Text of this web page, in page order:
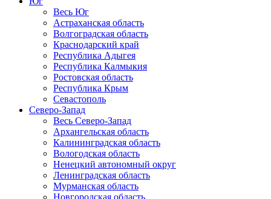
Весь Юг
Астраханская область
Волгоградская область
Краснодарский край
Республика Адыгея
Республика Калмыкия
Ростовская область
Республика Крым
Севастополь
Северо-Запад
Весь Северо-Запад
Архангельская область
Калининградская область
Вологодская область
Ненецкий автономный округ
Ленинградская область
Мурманская область
Новгородская область